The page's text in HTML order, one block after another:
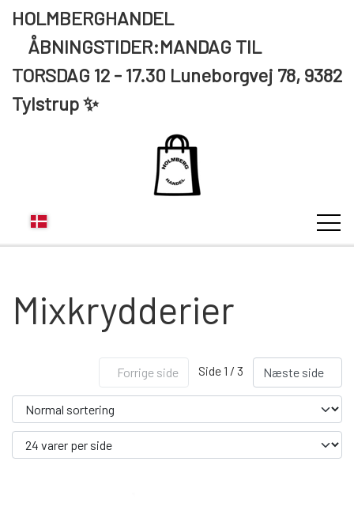
HOLMBERGHANDEL
ÅBNINGSTIDER:MANDAG TIL
TORSDAG 12 - 17.30 Luneborgvej 78, 9382
Tylstrup ✨
KUNDE LOGIN
OM OS
KONTAKT OS
Mixkrydderier
Forrige side Side 1 / 3 Næste side